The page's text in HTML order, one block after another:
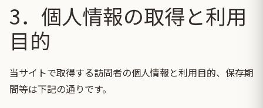
3．個人情報の取得と利用
目的
当サイトで取得する訪問者の個人情報と利用目的、保存期
間等は下記の通りです。